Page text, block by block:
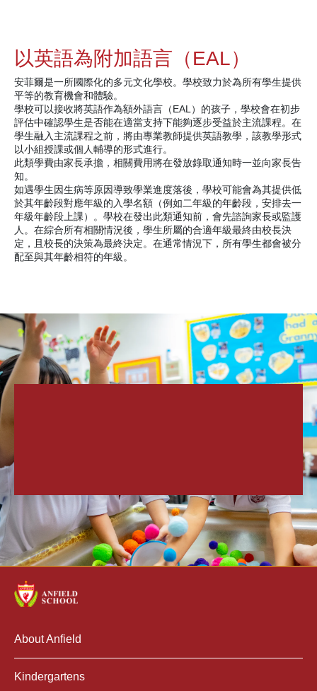
以英語為附加語言（EAL）
安菲爾是一所國際化的多元文化學校。學校致力於為所有學生提供
平等的教育機會和體驗。
學校可以接收將英語作為額外語言（EAL）的孩子，學校會在初步
評估中確認學生是否能在適當支持下能夠逐步受益於主流課程。在
學生融入主流課程之前，將由專業教師提供英語教學，該教學形式
以小組授課或個人輔導的形式進行。
此類學費由家長承擔，相關費用將在發放錄取通知時一並向家長告
知。
如遇學生因生病等原因導致學業進度落後，學校可能會為其提供低
於其年齡段對應年級的入學名額（例如二年級的年齡段，安排去一
年級年齡段上課）。學校在發出此類通知前，會先諮詢家長或監護
人。在綜合所有相關情況後，學生所屬的合適年級最終由校長決
定，且校長的決策為最終決定。在通常情況下，所有學生都會被分
配至與其年齡相符的年級。
About Anfield
Kindergartens